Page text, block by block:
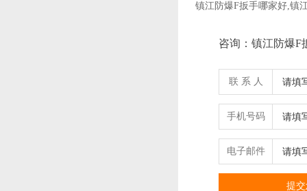
镇江防爆F扳手哪家好,镇
咨询：镇江防爆F
联 系 人
手机号码
电子邮件